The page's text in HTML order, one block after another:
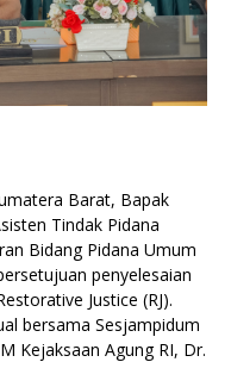
Barat, Bapak
Tindak Pidana
Bidang Pidana Umum
penyelesaian
Justice (RJ).
bersama Sesjampidum
Kejaksaan Agung RI, Dr.